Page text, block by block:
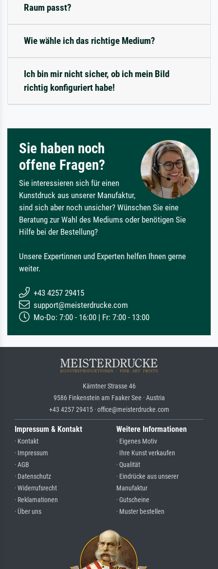
Raum passt?
Wie wähle ich das richtige Medium?
Ich bin mir nicht sicher, ob ich mein Bild
richtig konfiguriert habe!
Sie haben noch
offene Fragen?
Sie interessieren sich für einen
Kunstdruck aus unserer Manufaktur,
sind sich aber noch unsicher? Wünschen Sie eine
Beratung zur Wahl des Mediums oder benötigen Sie
Hilfe bei der Bestellung?
Unsere Expertinnen und Experten helfen Ihnen gerne
weiter.
+43 4257 29415
support@meisterdrucke.com
Mo-Do: 7:00 - 16:00 | Fr: 7:00 - 13:00
Kärntner Strasse 46
9586 Finkenstein am Faaker See · Austria
+43 4257 29415 · office@meisterdrucke.com
Impressum & Kontakt
· Kontakt
· Impressum
· AGB
· Datenschutz
· Widerrufsrecht
· Reklamationen
· Über uns
Weitere Informationen
· Eigenes Motiv
· Ihre Kunst verkaufen
· Qualität
· Eindrücke aus unserer
Manufaktur
· Gutscheine
· Muster bestellen